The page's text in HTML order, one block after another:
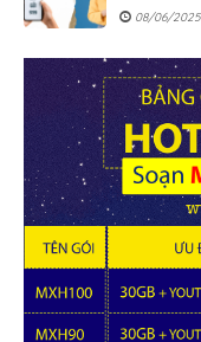
08/06/2025